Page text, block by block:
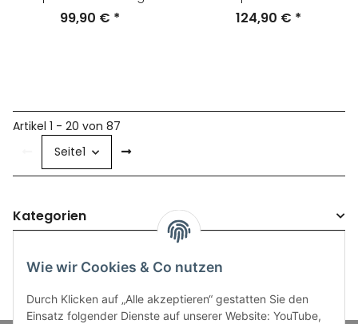
99,90 € * 124,90 € *
Artikel 1 - 20 von 87
Seite1
Kategorien
Wie wir Cookies & Co nutzen
Durch Klicken auf „Alle akzeptieren“ gestatten Sie den
Einsatz folgender Dienste auf unserer Website: YouTube,